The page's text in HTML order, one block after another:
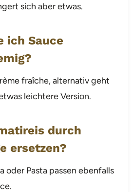
sich aber etwas.
ich Sauce
fraîche, alternativ geht
leichtere Version.
durch
ersetzen?
oder Pasta passen ebenfalls